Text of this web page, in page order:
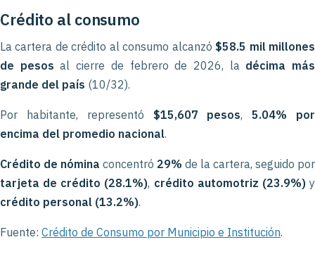
Crédito al consumo
La cartera de crédito al consumo alcanzó $58.5 mil millones
de pesos al cierre de febrero de 2026, la décima más
grande del país (10/32).
Por habitante, representó $15,607 pesos,5.04% por
encima del promedio nacional.
Crédito de nómina concentró 29% de la cartera, seguido por
tarjeta de crédito (28.1%), crédito automotriz (23.9%)y
crédito personal (13.2%).
Fuente: Crédito de Consumo por Municipio e Institución.